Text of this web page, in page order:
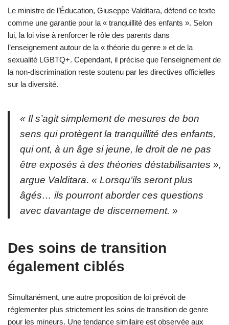
Le ministre de l’Éducation, Giuseppe Valditara, défend ce texte
comme une garantie pour la « tranquillité des enfants ». Selon
lui, la loi vise à renforcer le rôle des parents dans
l’enseignement autour de la « théorie du genre » et de la
sexualité LGBTQ+. Cependant, il précise que l’enseignement de
la non-discrimination reste soutenu par les directives officielles
sur la diversité.
« Il s’agit simplement de mesures de bon
sens qui protègent la tranquillité des enfants,
qui ont, à un âge si jeune, le droit de ne pas
être exposés à des théories déstabilisantes »,
argue Valditara. « Lorsqu’ils seront plus
âgés… ils pourront aborder ces questions
avec davantage de discernement. »
Des soins de transition
également ciblés
Simultanément, une autre proposition de loi prévoit de
réglementer plus strictement les soins de transition de genre
pour les mineurs. Une tendance similaire est observée aux